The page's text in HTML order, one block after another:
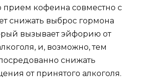
прием кофеина совместно с
снижать выброс гормона
вызывает эйфорию от
и, возможно, тем
снижать
от принятого алкоголя.